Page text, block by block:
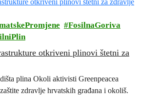
FosilnaGoriva
otkriveni plinovi štetni za
plina Okoli aktivisti Greenpeacea
zdravlje hrvatskih građana i okoliš.